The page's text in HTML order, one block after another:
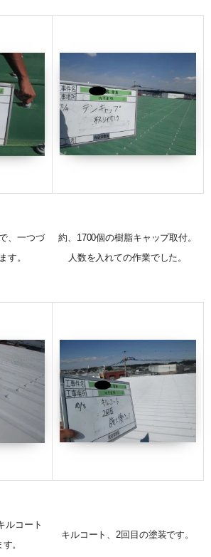
、一つづ
す。
約、1700個の樹脂キャップ取付。
人数を入れての作業でした。
ルコート
。
キルコート、2回目の塗装です。